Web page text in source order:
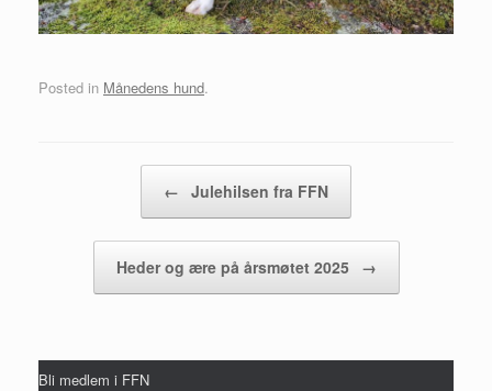
Posted in Månedens hund.
← Julehilsen fra FFN
Heder og ære på årsmøtet 2025 →
Bli medlem i FFN